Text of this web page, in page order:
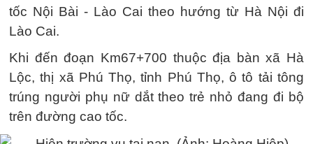
tốc Nội Bài - Lào Cai theo hướng từ Hà Nội đi
Lào Cai.
Khi đến đoạn Km67+700 thuộc địa bàn xã Hà
Lộc, thị xã Phú Thọ, tỉnh Phú Thọ, ô tô tải tông
trúng người phụ nữ dắt theo trẻ nhỏ đang đi bộ
trên đường cao tốc.